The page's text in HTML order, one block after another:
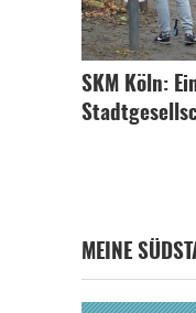
SKM Köln:
MEINE